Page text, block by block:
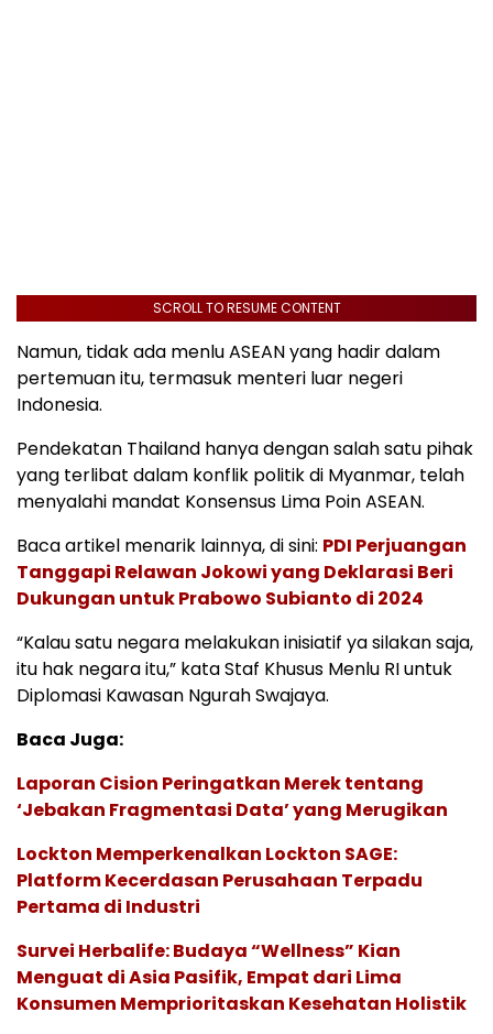
SCROLL TO RESUME CONTENT
Namun, tidak ada menlu ASEAN yang hadir dalam
pertemuan itu, termasuk menteri luar negeri
Indonesia.
Pendekatan Thailand hanya dengan salah satu pihak
yang terlibat dalam konflik politik di Myanmar, telah
menyalahi mandat Konsensus Lima Poin ASEAN.
Baca artikel menarik lainnya, di sini: PDI Perjuangan
Tanggapi Relawan Jokowi yang Deklarasi Beri
Dukungan untuk Prabowo Subianto di 2024
“Kalau satu negara melakukan inisiatif ya silakan saja,
itu hak negara itu,” kata Staf Khusus Menlu RI untuk
Diplomasi Kawasan Ngurah Swajaya.
Baca Juga:
Laporan Cision Peringatkan Merek tentang
‘Jebakan Fragmentasi Data’ yang Merugikan
Lockton Memperkenalkan Lockton SAGE:
Platform Kecerdasan Perusahaan Terpadu
Pertama di Industri
Survei Herbalife: Budaya “Wellness” Kian
Menguat di Asia Pasifik, Empat dari Lima
Konsumen Memprioritaskan Kesehatan Holistik